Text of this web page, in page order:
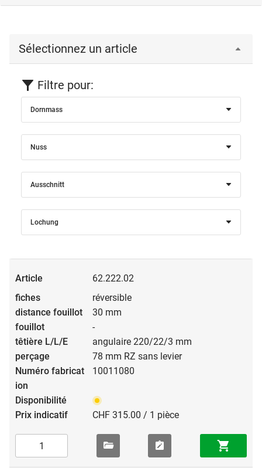
Sélectionnez un article
Filtre pour:
Dornmass
Nuss
Ausschnitt
Lochung
62.222.02
réversible
30 mm
-
angulaire 220/22/3 mm
78 mm RZ sans levier
10011080
CHF 315.00 / 1 pièce